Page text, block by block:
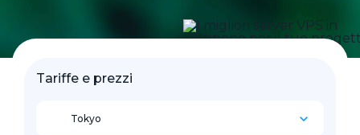
Tariffe e prezzi
Tokyo